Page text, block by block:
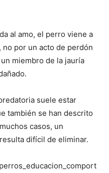
al amo, el perro viene a
no por un acto de perdón
miembro de la jauría
suele estar
también se han descrito
casos, un
difícil de eliminar.